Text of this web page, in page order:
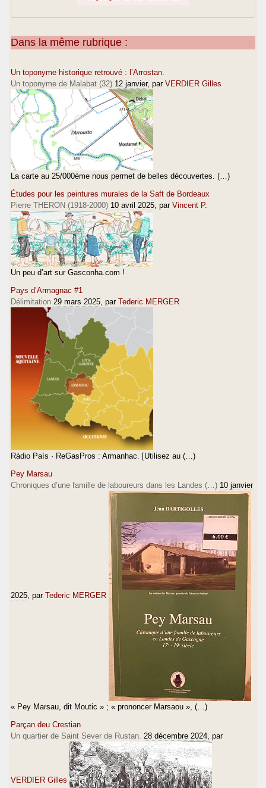
> Bayonne est gasconne d'histoire, d'us et
coutumes et de langue.
> Mais une importante colonie basquye y vit,
> lointain : occupation qui fait figure de co-
possession."
> ------
>
> Tederic
>
>
Dans la même rubrique :
Un toponyme historique retrouvé : l’Arrostan.
Un toponyme de Malabat (32) 12 janvier, par VERDIER Gilles
La carte au 25/000ème nous permet de belles découvertes. (…)
Études pour les peintures murales de la Saft de Bordeaux
Pierre THERON (1918-2000) 10 avril 2025 , par Vincent P.
Un peu d’art sur Gasconha.com !
Pays d’Armagnac #1
Délimitation 29 mars 2025 , par Tederic MERGER
Ràdio País · ReGasPros : Armanhac. [Utilisez au (…)
Pey Marsau
Chroniques d’une famille de laboureurs dans les Landes (…) 10 janvier
2025 , par Tederic MERGER
« Pey Marsau, dit Moutic » ; « prononcer Marsaou », (…)
Parçan deu Crestian
Un quartier de Saint Sever de Rustan. 28 décembre 2024 , par
VERDIER Gilles